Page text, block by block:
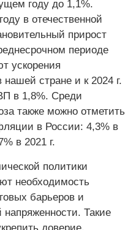
году до 1,1%.
в отечественной
прирост
периоде
ускорения
нашей стране и к 2024 г.
в 1,8%. Среди
также можно отметить
в России: 4,3% в
в 2021 г.
политики
необходимость
барьеров и
напряженности. Такие